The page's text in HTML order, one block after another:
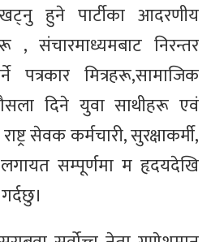
खट्नु हुने पार्टीका आदरणीय
संचारमाध्यमबाट निरन्तर
पत्रकार मित्रहरू,सामाजिक
दिने युवा साथीहरू एवं
सेवक कर्मचारी, सुरक्षाकर्मी,
लगायत सम्पूर्णमा म हृदयदेखि